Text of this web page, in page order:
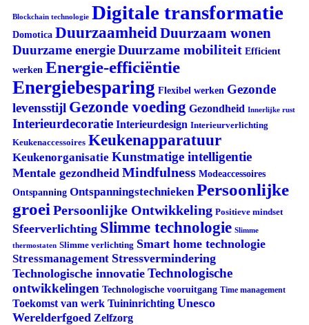
Blockchain technologie Digitale transformatie
Domotica Duurzaamheid Duurzaam wonen
Duurzame energieDuurzame mobiliteit Efficient
werken Energie-efficiëntie
Energiebesparing Flexibel werken Gezonde
levensstijl Gezonde voeding Gezondheid Innerlijke rust
Interieurdecoratie Interieurdesign Interieurverlichting
Keukenaccessoires Keukenapparatuur
Keukenorganisatie Kunstmatige intelligentie
Mentale gezondheid Mindfulness Modeaccessoires
Ontspanning Ontspanningstechnieken Persoonlijke
groei Persoonlijke Ontwikkeling Positieve mindset
Sfeerverlichting Slimme technologie Slimme
thermostaten Slimme verlichting Smart home technologie
Stressmanagement Stressvermindering
Technologische innovatie Technologische
ontwikkelingen Technologische vooruitgang Time management
Toekomst van werk Tuininrichting Unesco
Werelderfgoed Zelfzorg